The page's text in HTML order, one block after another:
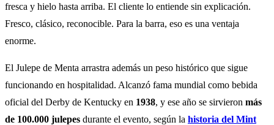
fresca y hielo hasta arriba. El cliente lo entiende sin explicación.
Fresco, clásico, reconocible. Para la barra, eso es una ventaja
enorme.
El Julepe de Menta arrastra además un peso histórico que sigue
funcionando en hospitalidad. Alcanzó fama mundial como bebida
oficial del Derby de Kentucky en 1938, y ese año se sirvieron más
de 100.000 julepes durante el evento, según la historia del Mint